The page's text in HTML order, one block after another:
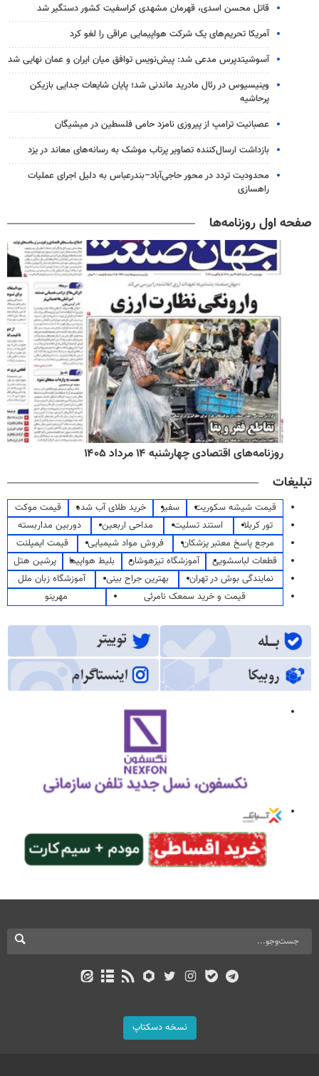
قاتل محسن اسدی، قهرمان مشهدی کراسفیت کشور دستگیر شد
آمریکا تحریم‌های یک شرکت هواپیمایی عراقی را لغو کرد
آسوشیتدپرس مدعی شد: پیش‌نویس توافق میان ایران و عمان نهایی شد
وینیسیوس در رئال مادرید ماندنی شد؛ پایان شایعات جدایی بازیکن
پرحاشیه
عصبانیت ترامپ از پیروزی نامزد حامی فلسطین در میشیگان
بازداشت ارسال‌کننده تصاویر پرتاب موشک به رسانه‌های معاند در یزد
محدودیت تردد در محور حاجی‌آباد–بندرعباس به دلیل اجرای عملیات
راهسازی
صفحه اول روزنامه‌ها
روزنامه‌های اقتصادی چهارشنبه ۱۴ مرداد ۱۴۰۵
تبلیغات
قیمت شیشه سکوریت سفیر خرید طلای آب شده
قیمت موکت
تور کربلا
استند تسلیت مداحی اربعین
دوربین مداربسته
مرجع پاسخ معتبر پزشکان
فروش مواد شیمیایی
قیمت ایمپلنت
قطعات لباسشویی
آموزشگاه تیزهوشان بلیط هواپیما
پرشین هتل
نمایندگی بوش در تهران
بهترین جراح بینی
آموزشگاه زبان ملل
قیمت و خرید سمعک نامرئی
مهرینو
نسخه دسکتاپ